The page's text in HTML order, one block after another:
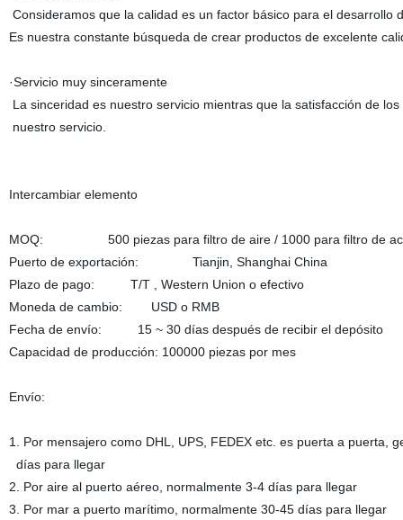
Consideramos que la calidad es un factor básico para el desarrollo
Es nuestra constante búsqueda de crear productos de excelente
·Servicio muy sinceramente
La sinceridad es nuestro servicio mientras que la satisfacción de
nuestro servicio.
Intercambiar elemento
MOQ: 500 piezas para filtro de aire / 1000 para filtro de
Puerto de exportación: Tianjin, Shanghai China
Plazo de pago: T/T , Western Union o efectivo
Moneda de cambio: USD o RMB
Fecha de envío: 15 ~ 30 días después de recibir el depósito
Capacidad de producción: 100000 piezas por mes
Envío:
1. Por mensajero como DHL, UPS, FEDEX etc. es puerta a puerta,
días para llegar
2. Por aire al puerto aéreo, normalmente 3-4 días para llegar
3. Por mar a puerto marítimo, normalmente 30-45 días para llegar